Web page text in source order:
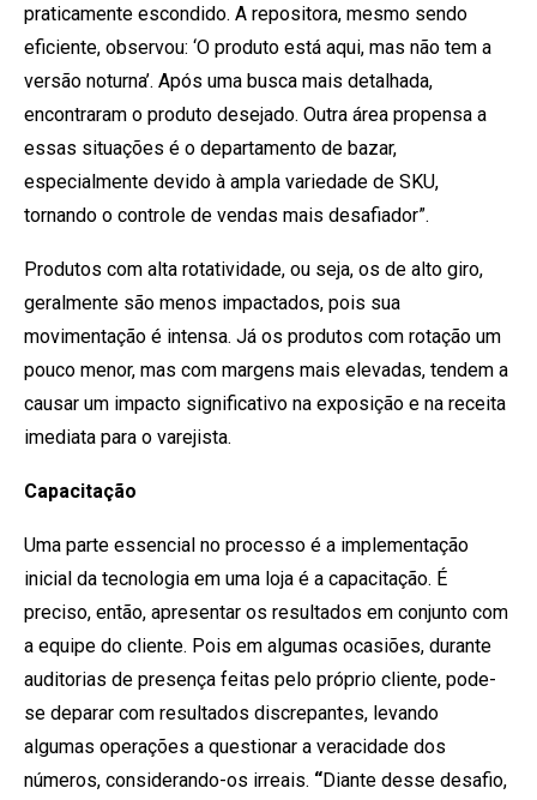
praticamente escondido. A repositora, mesmo sendo
eficiente, observou: ‘O produto está aqui, mas não tem a
versão noturna’. Após uma busca mais detalhada,
encontraram o produto desejado. Outra área propensa a
essas situações é o departamento de bazar,
especialmente devido à ampla variedade de SKU,
tornando o controle de vendas mais desafiador”.
Produtos com alta rotatividade, ou seja, os de alto giro,
geralmente são menos impactados, pois sua
movimentação é intensa. Já os produtos com rotação um
pouco menor, mas com margens mais elevadas, tendem a
causar um impacto significativo na exposição e na receita
imediata para o varejista.
Capacitação
Uma parte essencial no processo é a implementação
inicial da tecnologia em uma loja é a capacitação. É
preciso, então, apresentar os resultados em conjunto com
a equipe do cliente. Pois em algumas ocasiões, durante
auditorias de presença feitas pelo próprio cliente, pode-
se deparar com resultados discrepantes, levando
algumas operações a questionar a veracidade dos
números, considerando-os irreais. “Diante desse desafio,